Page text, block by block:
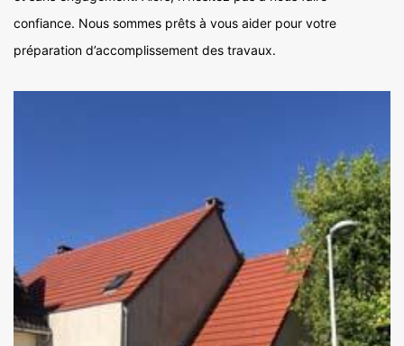
confiance. Nous sommes prêts à vous aider pour votre
préparation d’accomplissement des travaux.